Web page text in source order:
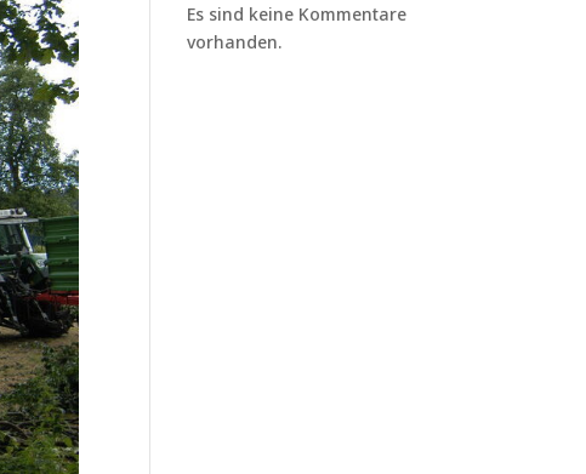
Es sind keine Kommentare
vorhanden.